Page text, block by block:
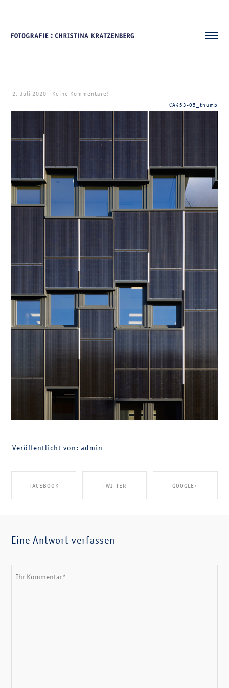
2. Juli 2020 - Keine Kommentare!
CA453-05_thumb
Veröffentlicht von: admin
FACEBOOK TWITTER GOOGLE+
Eine Antwort verfassen